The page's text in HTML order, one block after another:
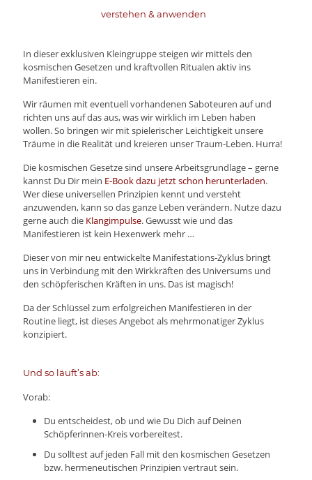
verstehen & anwenden
In dieser exklusiven Kleingruppe steigen wir mittels den
kosmischen Gesetzen und kraftvollen Ritualen aktiv ins
Manifestieren ein.
Wir räumen mit eventuell vorhandenen Saboteuren auf und
richten uns auf das aus, was wir wirklich im Leben haben
wollen. So bringen wir mit spielerischer Leichtigkeit unsere
Träume in die Realität und kreieren unser Traum-Leben. Hurra!
Die kosmischen Gesetze sind unsere Arbeitsgrundlage – gerne
kannst Du Dir mein E-Book dazu jetzt schon herunterladen.
Wer diese universellen Prinzipien kennt und versteht
anzuwenden, kann so das ganze Leben verändern. Nutze dazu
gerne auch die Klangimpulse. Gewusst wie und das
Manifestieren ist kein Hexenwerk mehr …
Dieser von mir neu entwickelte Manifestations-Zyklus bringt
uns in Verbindung mit den Wirkkräften des Universums und
den schöpferischen Kräften in uns. Das ist magisch!
Da der Schlüssel zum erfolgreichen Manifestieren in der
Routine liegt, ist dieses Angebot als mehrmonatiger Zyklus
konzipiert.
Und so läuft’s ab:
Vorab:
Du entscheidest, ob und wie Du Dich auf Deinen
Schöpferinnen-Kreis vorbereitest.
Du solltest auf jeden Fall mit den kosmischen Gesetzen
bzw. hermeneutischen Prinzipien vertraut sein.